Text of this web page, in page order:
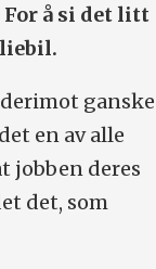
For å si det litt
ganske
en av alle
jobben deres
det, som